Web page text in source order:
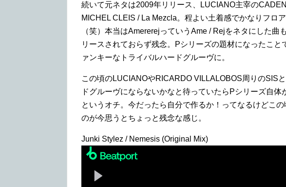
続いて元ネタは2009年リリース、LUCIANO主宰の
MICHEL CLEIS / La Mezcla。程よい土着感でかなりフロ
（笑）本当はAmererejっていうAme / Rejをネタにした曲
リースされておらず残念。Pシリーズの題材になったこと
ァンキーなトライバルハードグルーヴに。
この頃のLUCIANOやRICARDO VILLALOBOS周りのSIS
ドグルーヴにならないかなと待っていたらPシリーズ自
というオチ。今だったら自分で作るか！ってなるけどこ
のが今思うとちょっと残念な感じ。
Junki Stylez / Nemesis (Original Mix)